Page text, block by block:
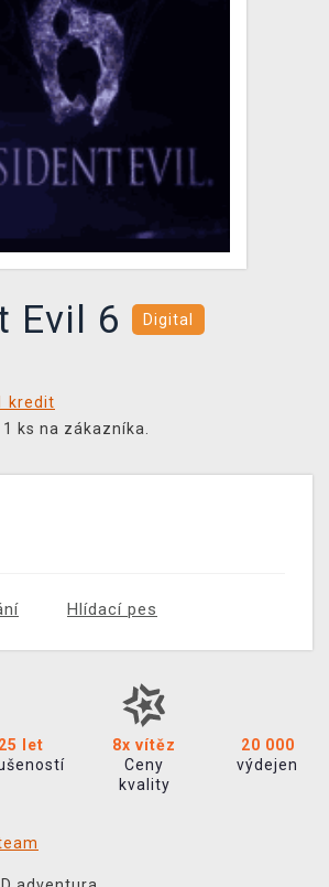
HUB
Evil 6 Digital
kredit
ks na zákazníka.
Hlídací pes
25 let
8x vítěz
Ceny
kvality
20 000
výdejen